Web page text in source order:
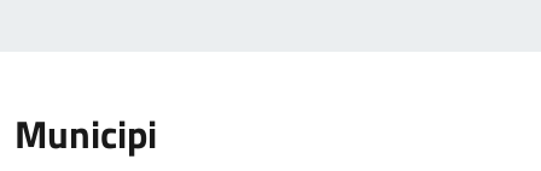
Municipi